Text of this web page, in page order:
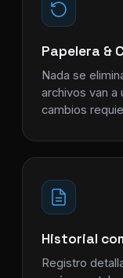
Papelera &
Nada se
archivos van a
cambios
Historial
Registro